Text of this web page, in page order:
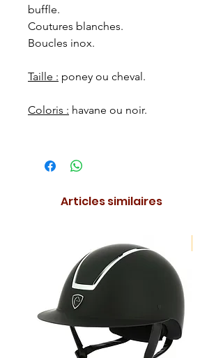
buffle.
Coutures blanches.
Boucles inox.
Taille : poney ou cheval.
Coloris : havane ou noir.
Articles similaires